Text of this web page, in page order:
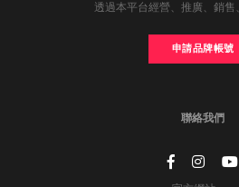
透過本平台經營、推廣、銷售
申請品牌帳號
聯絡我們